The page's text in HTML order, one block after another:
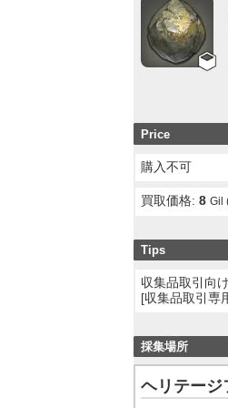
Price
購入不可
買取価格:8 Gil
Tips
収集品取引向
[収集品取引専
採集場所
ヘリテージ